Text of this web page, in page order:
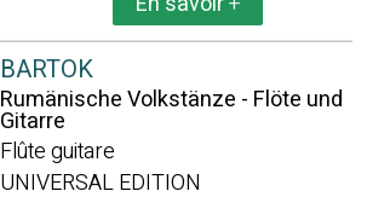
BARTOK
Rumänische Volkstänze - Flöte und
Gitarre
Flûte guitare
UNIVERSAL EDITION